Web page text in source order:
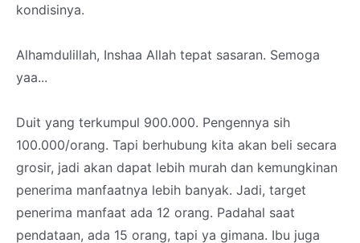
kondisinya.
Alhamdulillah, Inshaa Allah tepat sasaran. Semoga
yaa...
Duit yang terkumpul 900.000. Pengennya sih
100.000/orang. Tapi berhubung kita akan beli secara
grosir, jadi akan dapat lebih murah dan kemungkinan
penerima manfaatnya lebih banyak. Jadi, target
penerima manfaat ada 12 orang. Padahal saat
pendataan, ada 15 orang, tapi ya gimana. Ibu juga